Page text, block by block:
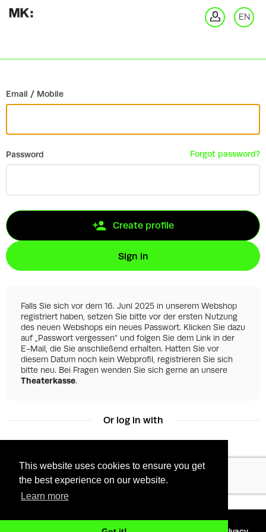
This website uses cookies to ensure you get
the best experience on our website.
Learn more
EN
Email / Mobile
Password Forgot password?
Create profile
Sign in
Falls Sie sich vor dem 16. Juni 2025 in unserem Webshop
registriert haben, setzen Sie bitte vor der ersten Nutzung
des neuen Webshops ein neues Passwort. Klicken Sie dazu
auf „Passwort vergessen“ und folgen Sie dem Link in der
E-Mail, die Sie anschließend erhalten. Hatten Sie vor
diesem Datum noch kein Webprofil, registrieren Sie sich
bitte neu. Bei Fragen wenden Sie sich gerne an unsere
Theaterkasse.
Or log in with
Facebook